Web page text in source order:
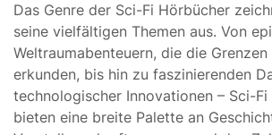
Das Genre der Sci-Fi Hörbücher
seine vielfältigen Themen aus. Von
Weltraumabenteuern, die die
erkunden, bis hin zu faszinierenden
technologischer Innovationen – Sci-
bieten eine breite Palette an